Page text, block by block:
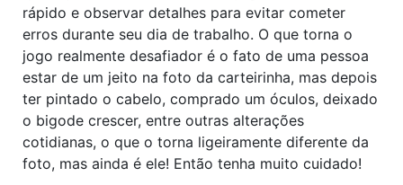
rápido e observar detalhes para evitar cometer
erros durante seu dia de trabalho. O que torna o
jogo realmente desafiador é o fato de uma pessoa
estar de um jeito na foto da carteirinha, mas depois
ter pintado o cabelo, comprado um óculos, deixado
o bigode crescer, entre outras alterações
cotidianas, o que o torna ligeiramente diferente da
foto, mas ainda é ele! Então tenha muito cuidado!